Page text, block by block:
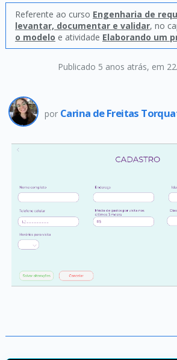
Publicado 5 anos atrás, em
Referente ao curso Engenharia de
levantar, documentar e validar, no
o modelo e atividade Elaborando um
por Carina de Freitas